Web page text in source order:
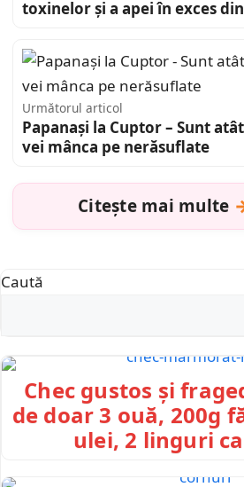
toxinelor şi a apei în exces
Următorul articol
Papanași la Cuptor – Sunt
vei mânca pe nerăsuflate
Citește mai multe
Caută
Chec gustos și
de doar 3 ouă, 200g
ulei, 2 linguri